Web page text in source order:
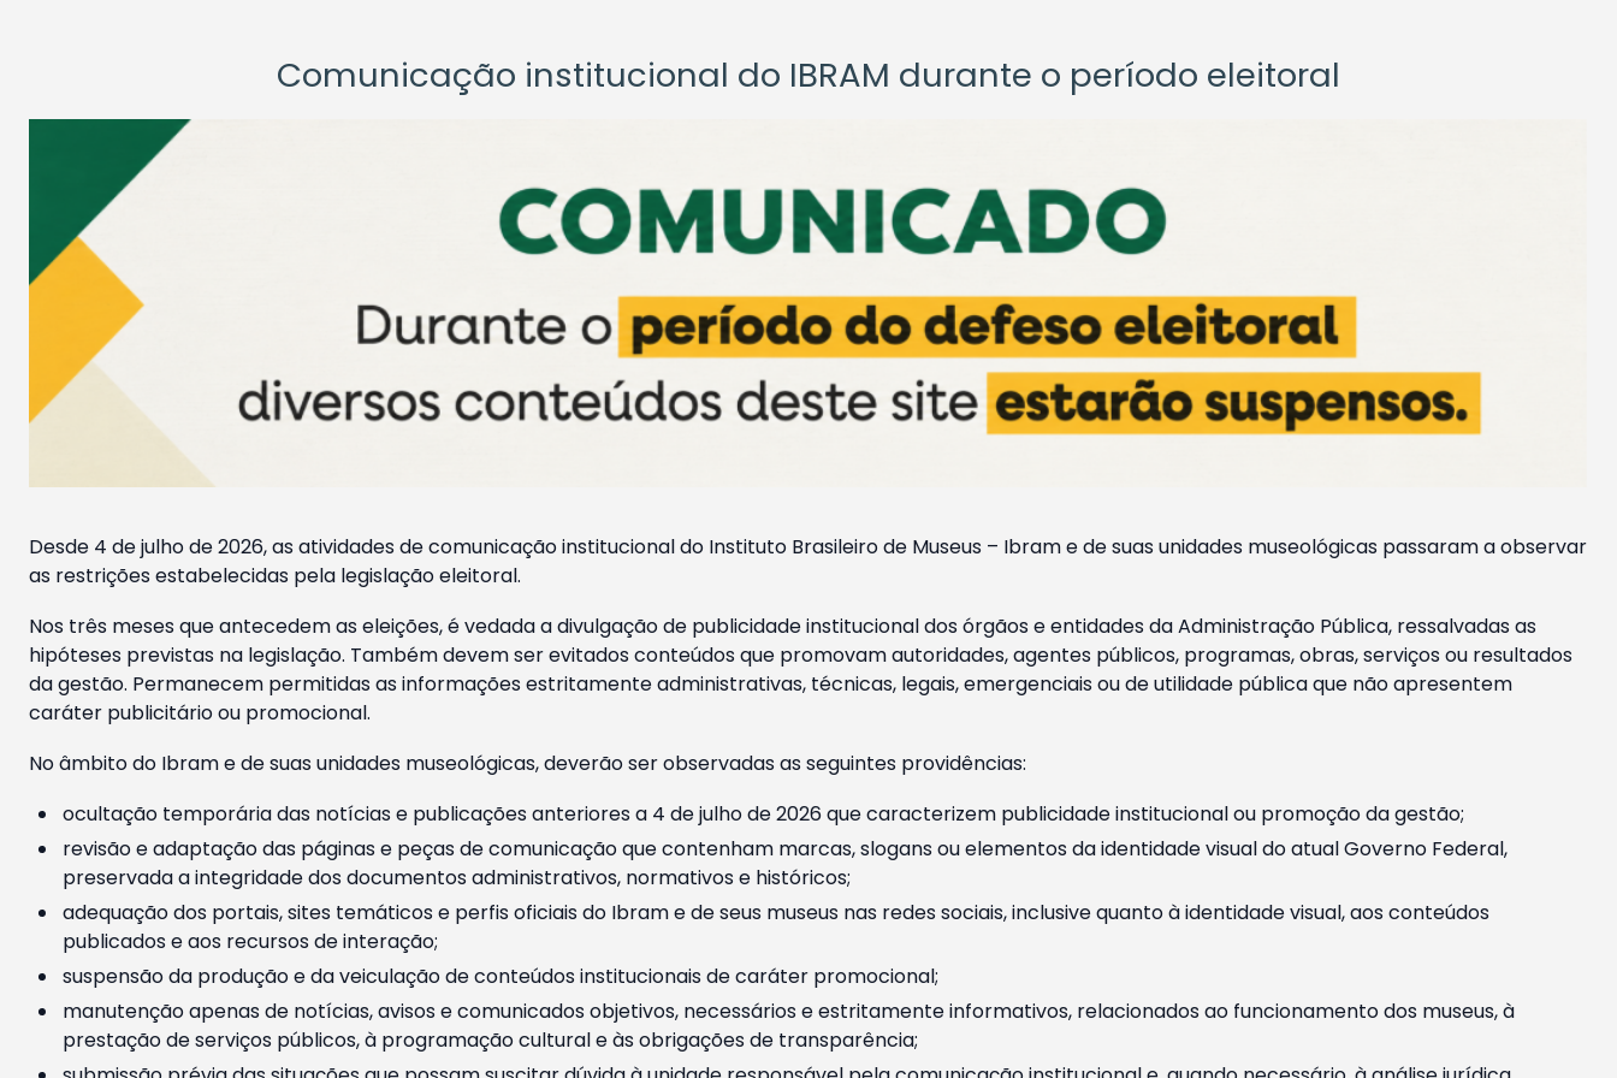
Comunicação institucional do IBRAM durante o período eleitoral
Desde 4 de julho de 2026, as atividades de comunicação institucional do Instituto Brasileiro de Museus – Ibram e de suas unidades museológicas passaram a observar
as restrições estabelecidas pela legislação eleitoral.
Nos três meses que antecedem as eleições, é vedada a divulgação de publicidade institucional dos órgãos e entidades da Administração Pública, ressalvadas as
hipóteses previstas na legislação. Também devem ser evitados conteúdos que promovam autoridades, agentes públicos, programas, obras, serviços ou resultados
da gestão. Permanecem permitidas as informações estritamente administrativas, técnicas, legais, emergenciais ou de utilidade pública que não apresentem
caráter publicitário ou promocional.
No âmbito do Ibram e de suas unidades museológicas, deverão ser observadas as seguintes providências:
ocultação temporária das notícias e publicações anteriores a 4 de julho de 2026 que caracterizem publicidade institucional ou promoção da gestão;
revisão e adaptação das páginas e peças de comunicação que contenham marcas, slogans ou elementos da identidade visual do atual Governo Federal,
preservada a integridade dos documentos administrativos, normativos e históricos;
adequação dos portais, sites temáticos e perfis oficiais do Ibram e de seus museus nas redes sociais, inclusive quanto à identidade visual, aos conteúdos
publicados e aos recursos de interação;
suspensão da produção e da veiculação de conteúdos institucionais de caráter promocional;
manutenção apenas de notícias, avisos e comunicados objetivos, necessários e estritamente informativos, relacionados ao funcionamento dos museus, à
prestação de serviços públicos, à programação cultural e às obrigações de transparência;